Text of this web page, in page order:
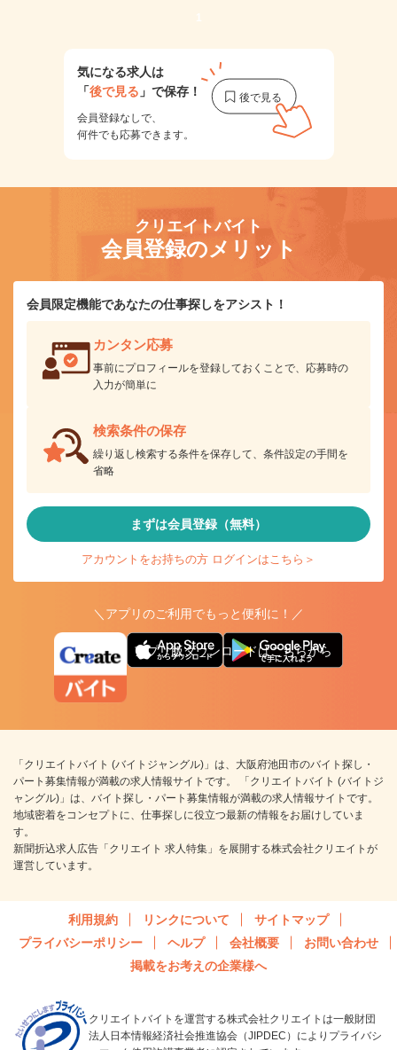
1
気になる求人は
「後で見る 」で保存！
会員登録なしで、
何件でも応募できます。
クリエイトバイト
会員登録のメリット
会員限定機能であなたの仕事探しをアシスト！
カンタン応募
事前にプロフィールを登録しておくことで、応募時の
入力が簡単に
検索条件の保存
繰り返し検索する条件を保存して、条件設定の手間を
省略
まずは会員登録（無料）
アカウントをお持ちの方 ログインはこちら＞
＼アプリのご利用でもっと便利に！／
アプリ版ダウンロードはこちらから
「クリエイトバイト (バイトジャングル)」は、大阪府池田市のバイト探し・
パート募集情報が満載の求人情報サイトです。 「クリエイトバイト (バイトジ
ャングル)」は、バイト探し・パート募集情報が満載の求人情報サイトです。
地域密着をコンセプトに、仕事探しに役立つ最新の情報をお届けしていま
す。
新聞折込求人広告「クリエイト 求人特集」を展開する株式会社クリエイトが
運営しています。
利用規約 リンクについて
サイトマップ
プライバシーポリシー
ヘルプ 会社概要
お問い合わせ
掲載をお考えの企業様へ
クリエイトバイトを運営する株式会社クリエイトは一般財団
法人日本情報経済社会推進協会（JIPDEC）によりプライバシ